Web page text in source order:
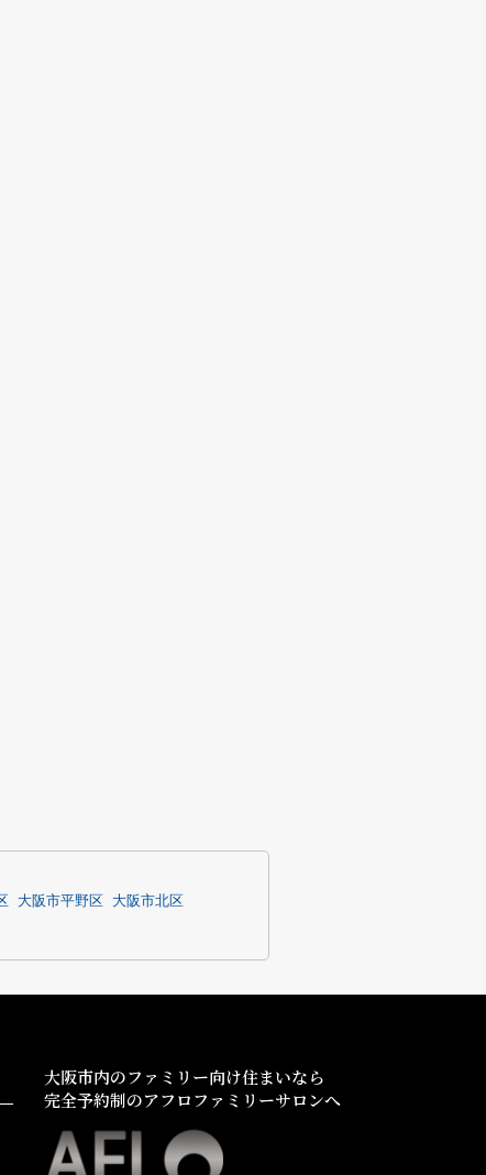
大阪市平野区
大阪市北区
大阪市内のファミリー向け住まいなら
完全予約制のアフロファミリーサロンへ